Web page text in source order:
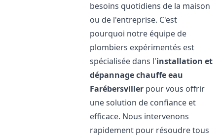
besoins quotidiens de la maison
ou de l'entreprise. C'est
pourquoi notre équipe de
plombiers expérimentés est
spécialisée dans l'installation et
dépannage chauffe eau
Farébersviller pour vous offrir
une solution de confiance et
efficace. Nous intervenons
rapidement pour résoudre tous